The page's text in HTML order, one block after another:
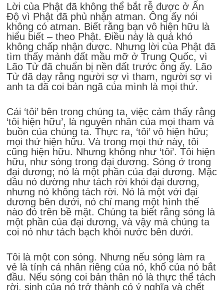
Lời của Phật đã không thể bắt rễ được ở Ấn
Độ vì Phật đã phủ nhận atman. Ông ấy nói
không có atman. Biết rằng bạn vô hiện hữu là
hiểu biết – theo Phật. Điều này là quá khó
không chấp nhận được. Nhưng lời của Phật đã
tìm thấy mảnh đất mầu mỡ ở Trung Quốc, vì
Lão Tử đã chuẩn bị nền đất trước ông ấy. Lão
Tử đã dạy rằng người sợ vì tham, người sợ vì
anh ta đã coi bản ngã của mình là mọi thứ.
Cái ‘tôi’ bên trong chúng ta, việc cảm thấy rằng
‘tôi hiện hữu’, là nguyên nhân của mọi tham và
buồn của chúng ta. Thực ra, ‘tôi’ vô hiện hữu;
mọi thứ hiện hữu. Và trong mọi thứ này, tôi
cũng hiện hữu. Nhưng không như ‘tôi’. Tôi hiện
hữu, như sóng trong đại dương. Sóng ở trong
đại dương; nó là một phần của đại dương. Mặc
dầu nó dường như tách rời khỏi đại dương,
nhưng nó không tách rời. Nó là một với đại
dương bên dưới, nó chỉ mang một hình thể
nào đó trên bề mặt. Chúng ta biết rằng sóng là
một phần của đại dương, và vậy mà chúng ta
coi nó như tách bạch khỏi nước bên dưới.
Tôi là một con sóng. Nhưng nếu sóng làm ra
vẻ là tính cá nhân riêng của nó, khổ của nó bắt
đầu. Nếu sóng coi bản thân nó là thực thể tách
rời, sinh của nó trở thành có ý nghĩa và chết